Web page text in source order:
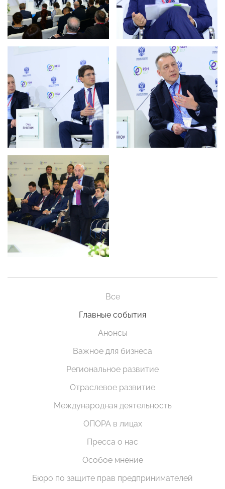
Все
Главные события
Анонсы
Важное для бизнеса
Региональное развитие
Отраслевое развитие
Международная деятельность
ОПОРА в лицах
Пресса о нас
Особое мнение
Бюро по защите прав предпринимателей